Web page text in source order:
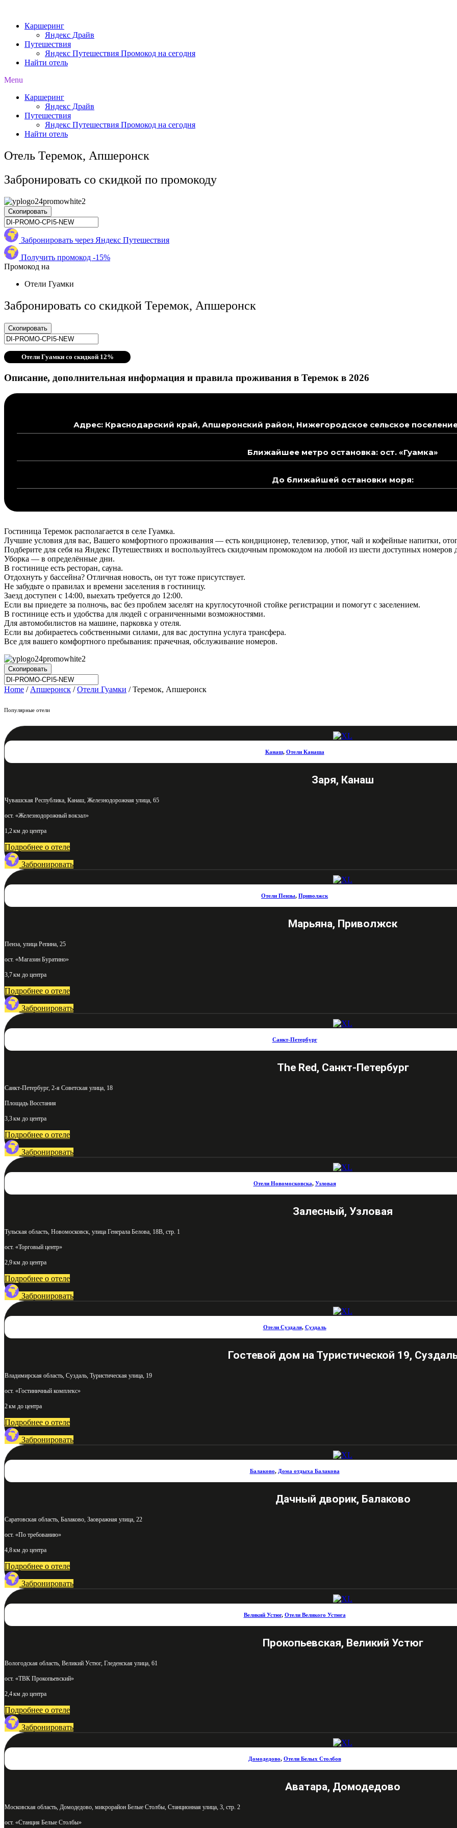
содержимому
Каршеринг
Яндекс Драйв
Путешествия
Яндекс Путешествия Промокод на сегодня
Найти отель
Menu
Каршеринг
Яндекс Драйв
Путешествия
Яндекс Путешествия Промокод на сегодня
Найти отель
Отель Теремок, Апшеронск
Забронировать со скидкой по промокоду
Скопировать
Забронировать через Яндекс Путешествия
Получить промокод -15%
Промокод на
Отели Гуамки
Забронировать со скидкой Теремок, Апшеронск
Скопировать
Отели Гуамки со скидкой 12%
Описание, дополнительная информация и правила проживания в Теремок в 2026
Адрес: Краснодарский край, Апшеронский район, Нижегородское сельское
Ближайшее метро остановка: ост. «Гуамка»
До ближайшей остановки моря:
Гостиница Теремок располагается в селе Гуамка.
Лучшие условия для вас, Вашего комфортного проживания — есть кондиционер, телевизор, утюг, чай и кофейные напитки,
Подберите для себя на Яндекс Путешествиях и воспользуйтесь скидочным промокодом на любой из шести доступных номеров
Уборка — в определённые дни.
В гостинице есть ресторан, сауна.
Отдохнуть у бассейна? Отличная новость, он тут тоже присутствует.
Не забудьте о правилах и времени заселения в гостиницу.
Заезд доступен с 14:00, выехать требуется до 12:00.
Если вы приедете за полночь, вас без проблем заселят на круглосуточной стойке регистрации и помогут с заселением.
В гостинице есть и удобства для людей с ограниченными возможностями.
Для автомобилистов на машине, парковка у отеля.
Если вы добираетесь собственными силами, для вас доступна услуга трансфера.
Все для вашего комфортного пребывания: прачечная, обслуживание номеров.
Скопировать
Home / Апшеронск /Отели Гуамки / Теремок, Апшеронск
Популярные отели
Канаш, Отели Канаша
Заря, Канаш
Чувашская Республика, Канаш, Железнодорожная улица, 65
ост. «Железнодорожный вокзал»
1,2 км до центра
Подробнее о отеле
Забронировать
Отели Пензы,Приволжск
Марьяна, Приволжск
Пенза, улица Репина, 25
ост. «Магазин Буратино»
3,7 км до центра
Подробнее о отеле
Забронировать
Санкт-Петербург
The Red, Санкт-Петербург
Санкт-Петербург, 2-я Советская улица, 18
Площадь Восстания
3,3 км до центра
Подробнее о отеле
Забронировать
Отели Новомосковска, Узловая
Залесный, Узловая
Тульская область, Новомосковск, улица Генерала Белова, 18В, стр. 1
ост. «Торговый центр»
2,9 км до центра
Подробнее о отеле
Забронировать
Отели Суздаля, Суздаль
Гостевой дом на Туристической 19,
Владимирская область, Суздаль, Туристическая улица, 19
ост. «Гостиничный комплекс»
2 км до центра
Подробнее о отеле
Забронировать
Балаково, Дома отдыха Балакова
Дачный дворик, Балаково
Саратовская область, Балаково, Заовражная улица, 22
ост. «По требованию»
4,8 км до центра
Подробнее о отеле
Забронировать
Великий Устюг, Отели Великого Устюга
Прокопьевская, Великий Устюг
Вологодская область, Великий Устюг, Гледенская улица, 61
ост. «ТВК Прокопьевский»
2,4 км до центра
Подробнее о отеле
Забронировать
Домодедово, Отели Белых Столбов
Аватара, Домодедово
Московская область, Домодедово, микрорайон Белые Столбы, Станционная улица, 3, стр. 2
ост. «Станция Белые Столбы»